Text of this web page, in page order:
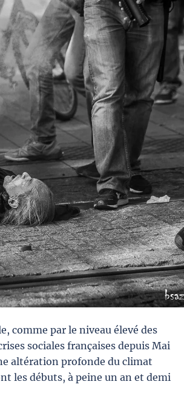
comme par le niveau élevé des
sociales françaises depuis Mai
altération profonde du climat
les débuts, à peine un an et demi